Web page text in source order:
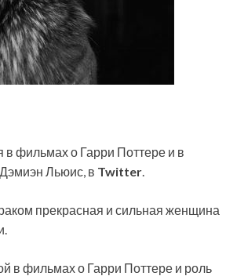
в фильмах о Гарри Поттере и в
Льюис, в Twitter
прекрасная и сильная женщина
в фильмах о Гарри Поттере и роль